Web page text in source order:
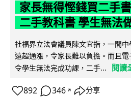
家長無得慳錢買二手
二手教科書 學生無法
社福界立法會議員陳文宜指，一間
遠超通漲，令家長難以負擔。而且電
令學生無法完成功課，二手...
閱讀
892 346 ↗ 分享